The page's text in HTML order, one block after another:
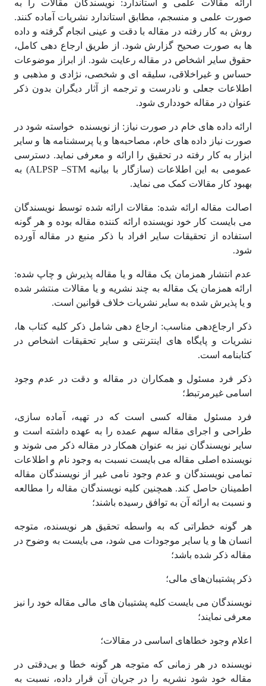
ارائه مقالات علمی و استاندارد: نویسندگان مقالات را به
صورت علمی و منسجم، مطابق استاندارد نشریات آماده کنند.
روش به کار رفته در مقاله با دقت و عینی انجام گرفته و داده
ها به صورت صحیح گزارش شود. از طریق ارجاع دهی کامل،
حقوق سایر اشخاص در مقاله رعایت شود. از ابراز موضوعات
حساس و غیراخلاقی، سلیقه ای و شخصی، نژادی و مذهبی و
اطلاعات جعلی و نادرست و ترجمه از آثار دیگران بدون ذکر
عنوان در مقاله خودداری شود.
ارائه داده های خام در صورت نیاز: از نویسنده خواسته شود در
صورت نیاز داده های خام، مصاحبه‌ها و یا پرسشنامه ها و سایر
ابزار به کار رفته در تحقیق را ارائه و معرفی نماید. دسترسی
عمومی به این اطلاعات (سازگار با بیانیه ALPSP –STM) به
بهبود کار مقالات کمک می نماید.
اصالت مقاله ارائه شده: مقالات ارائه شده توسط نویسندگان
می بایست کار خود نویسنده ارائه کننده مقاله بوده و هر گونه
استفاده از تحقیقات سایر افراد با ذکر منبع در مقاله آورده
شود.
عدم انتشار همزمان یک مقاله و یا مقاله پذیرش و چاپ شده:
ارائه همزمان یک مقاله به چند نشریه و یا مقالات منتشر شده
و یا پذیرش شده به سایر نشریات خلاف قوانین است.
ذکر ارجاع‌دهی مناسب: ارجاع دهی شامل ذکر کلیه کتاب ها،
نشریات و پایگاه های اینترنتی و سایر تحقیقات اشخاص در
کتابنامه است.
ذکر فرد مسئول و همکاران در مقاله و دقت در عدم وجود
اسامی غیرمرتبط؛
فرد مسئول مقاله کسی است که در تهیه، آماده سازی،
طراحی و اجرای مقاله سهم عمده را به عهده داشته است و
سایر نویسندگان نیز به عنوان همکار در مقاله ذکر می شوند و
نویسنده اصلی مقاله می بایست نسبت به وجود نام و اطلاعات
تمامی نویسندگان و عدم وجود نامی غیر از نویسندگان مقاله
اطمینان حاصل کند. همچنین کلیه نویسندگان مقاله را مطالعه
و نسبت به ارائه آن به توافق رسیده باشند؛
هر گونه خطراتی که به واسطه تحقیق هر نویسنده، متوجه
انسان ها و یا سایر موجودات می شود، می بایست به وضوح در
مقاله ذکر شده باشد؛
ذکر پشتیبان‌های مالی؛
نویسندگان می بایست کلیه پشتیبان های مالی مقاله خود را نیز
معرفی نمایند؛
اعلام وجود خطاهای اساسی در مقالات؛
نویسنده در هر زمانی که متوجه هر گونه خطا و بی‌دقتی در
مقاله خود شود نشریه را در جریان آن قرار داده، نسبت به